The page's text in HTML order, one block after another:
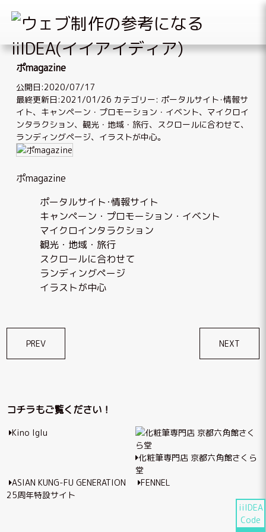
Skip
content
iiIDEA
Code
ポmagazine
公開日:2020/07/17
最終更新日:2021/01/26 カテゴリー: ポータルサイト･情報サ
イト、 キャンペーン・プロモーション・イベント、 マイクロイ
ンタラクション、観光・地域・旅行、 スクロールに合わせて、
ランディングページ、 イラストが中心。
ポmagazine
ポータルサイト･情報サイト
キャンペーン・プロモーション・イベント
マイクロインタラクション
観光・地域・旅行
スクロールに合わせて
ランディングページ
イラストが中心
稿
ゲ
ー
ョ
ン
PREV NEXT
コチラもご覧ください！
Kino Iglu
化粧筆専門店 京都六角館さくら
堂
ASIAN KUNG-FU GENERATION
25周年特設サイト
FENNEL